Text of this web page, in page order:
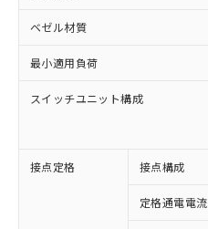
ベゼル材質
最小適用負荷
スイッチユニット構成
接点定格 接点構成
定格通電電流